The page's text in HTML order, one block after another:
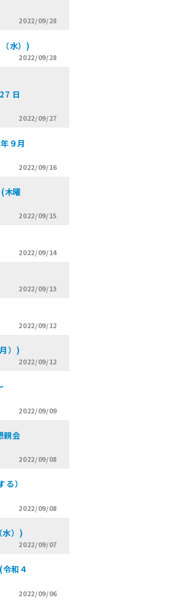
2022/09/28
水）)
2022/09/28
日
2022/09/27
９月
2022/09/16
木曜
2022/09/15
2022/09/14
2022/09/13
2022/09/12
）)
2022/09/12
2022/09/09
親会
2022/09/08
）
2022/09/08
）)
2022/09/07
和４
2022/09/06